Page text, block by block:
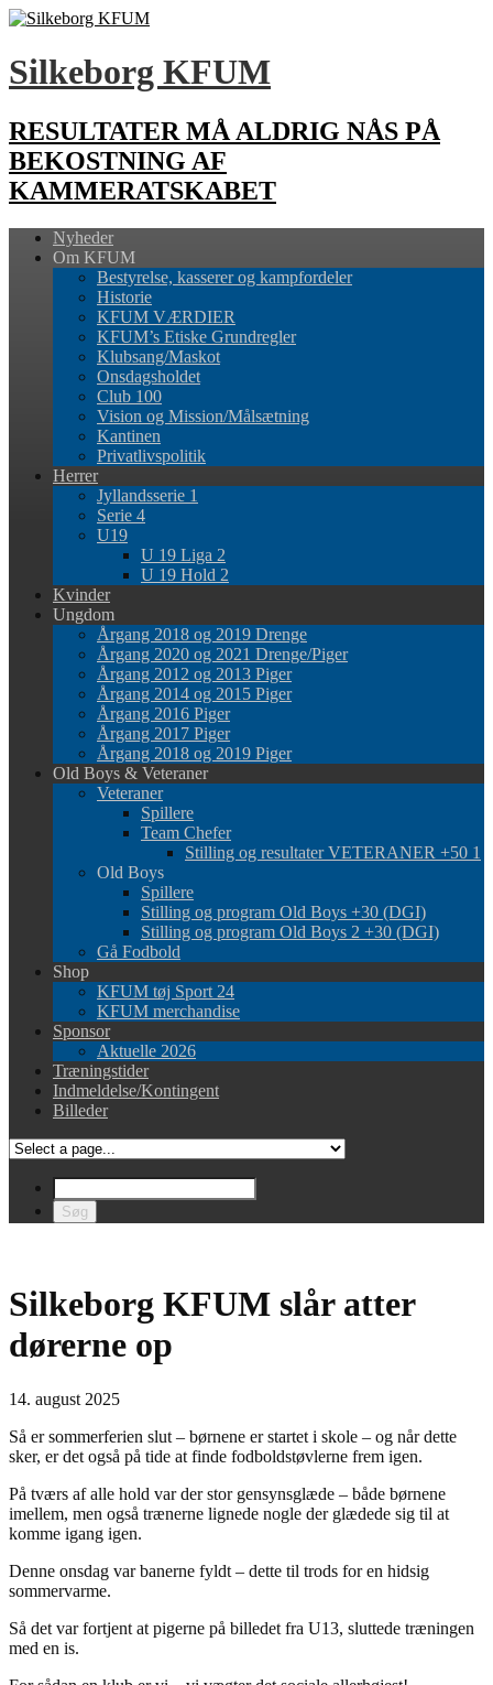
Silkeborg KFUM
RESULTATER MÅ ALDRIG NÅS PÅ
BEKOSTNING AF
KAMMERATSKABET
Nyheder
Om KFUM
Bestyrelse, kasserer og kampfordeler
Historie
KFUM VÆRDIER
KFUM’s Etiske Grundregler
Klubsang/Maskot
Onsdagsholdet
Club 100
Vision og Mission/Målsætning
Kantinen
Privatlivspolitik
Herrer
Jyllandsserie 1
Serie 4
U19
U 19 Liga 2
U 19 Hold 2
Kvinder
Ungdom
Årgang 2018 og 2019 Drenge
Årgang 2020 og 2021 Drenge/Piger
Årgang 2012 og 2013 Piger
Årgang 2014 og 2015 Piger
Årgang 2016 Piger
Årgang 2017 Piger
Årgang 2018 og 2019 Piger
Old Boys & Veteraner
Veteraner
Spillere
Team Chefer
Stilling og resultater VETERANER +50 1
Old Boys
Spillere
Stilling og program Old Boys +30 (DGI)
Stilling og program Old Boys 2 +30 (DGI)
Gå Fodbold
Shop
KFUM tøj Sport 24
KFUM merchandise
Sponsor
Aktuelle 2026
Træningstider
Indmeldelse/Kontingent
Billeder
Silkeborg KFUM slår atter
dørerne op
14. august 2025
Så er sommerferien slut – børnene er startet i skole – og når dette
sker, er det også på tide at finde fodboldstøvlerne frem igen.
På tværs af alle hold var der stor gensynsglæde – både børnene
imellem, men også trænerne lignede nogle der glædede sig til at
komme igang igen.
Denne onsdag var banerne fyldt – dette til trods for en hidsig
sommervarme.
Så det var fortjent at pigerne på billedet fra U13, sluttede træningen
med en is.